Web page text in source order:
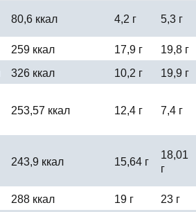
80,6 ккал 4,2 г 5,3 г
259 ккал 17,9 г
19,8 г
326 ккал 10,2 г
19,9 г
253,57 ккал 12,4 г 7,4 г
243,9 ккал 15,64 г
18,01
г
288 ккал 19 г 23 г